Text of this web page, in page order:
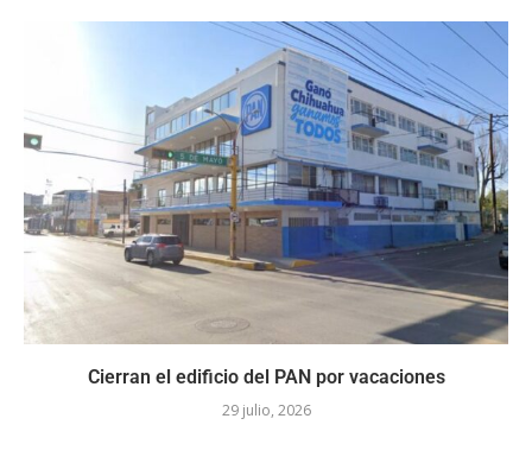
Cierran el edificio del PAN por vacaciones
29 julio, 2026